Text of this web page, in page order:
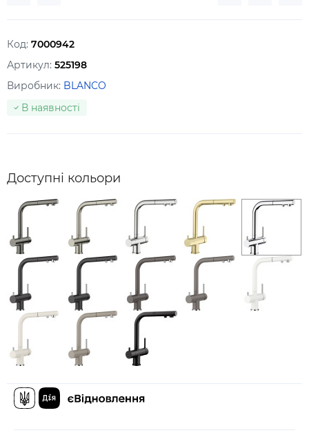
Код: 7000942
Артикул: 525198
Виробник: BLANCO
В наявності
Доступні кольори